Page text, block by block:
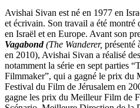
Avishai Sivan est né en 1977 en
et écrivain. Son travail a été montré
en Israël et en Europe. Avant son
Vagabond(The Wanderer, présenté
en 2010), Avishai Sivan a réalisé
notamment la série en sept parties
Filmmaker”, qui a gagné le prix du
Festival du Film de Jérusalem en
gagne les prix du Meilleur Film de